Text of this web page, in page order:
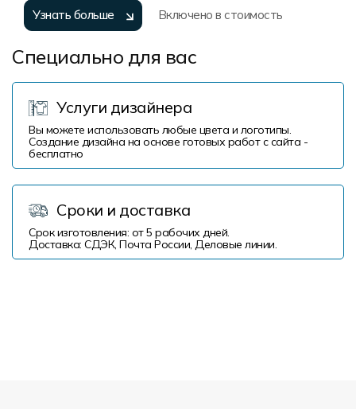
Узнать больше Включено в стоимость
Специально для вас
Услуги дизайнера
Вы можете использовать любые цвета и логотипы.
Создание дизайна на основе готовых работ с сайта -
бесплатно
Сроки и доставка
Срок изготовления: от 5 рабочих дней.
Доставка: СДЭК, Почта России, Деловые линии.